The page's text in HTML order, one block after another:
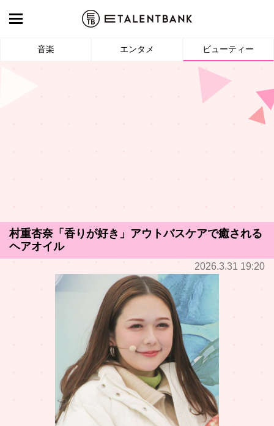
音楽 エンタメ ビューティー
村重杏奈「香りが好き」アウトバスケアで癒される
ヘアオイル
2026.3.31 19:20